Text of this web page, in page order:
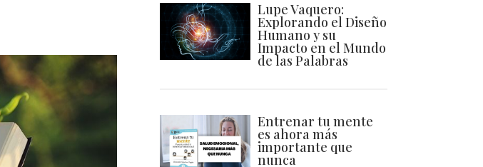
Lupe Vaquero:
Explorando el Diseño
Humano y su
Impacto en el Mundo
de las Palabras
Entrenar tu mente
es ahora más
importante que
nunca